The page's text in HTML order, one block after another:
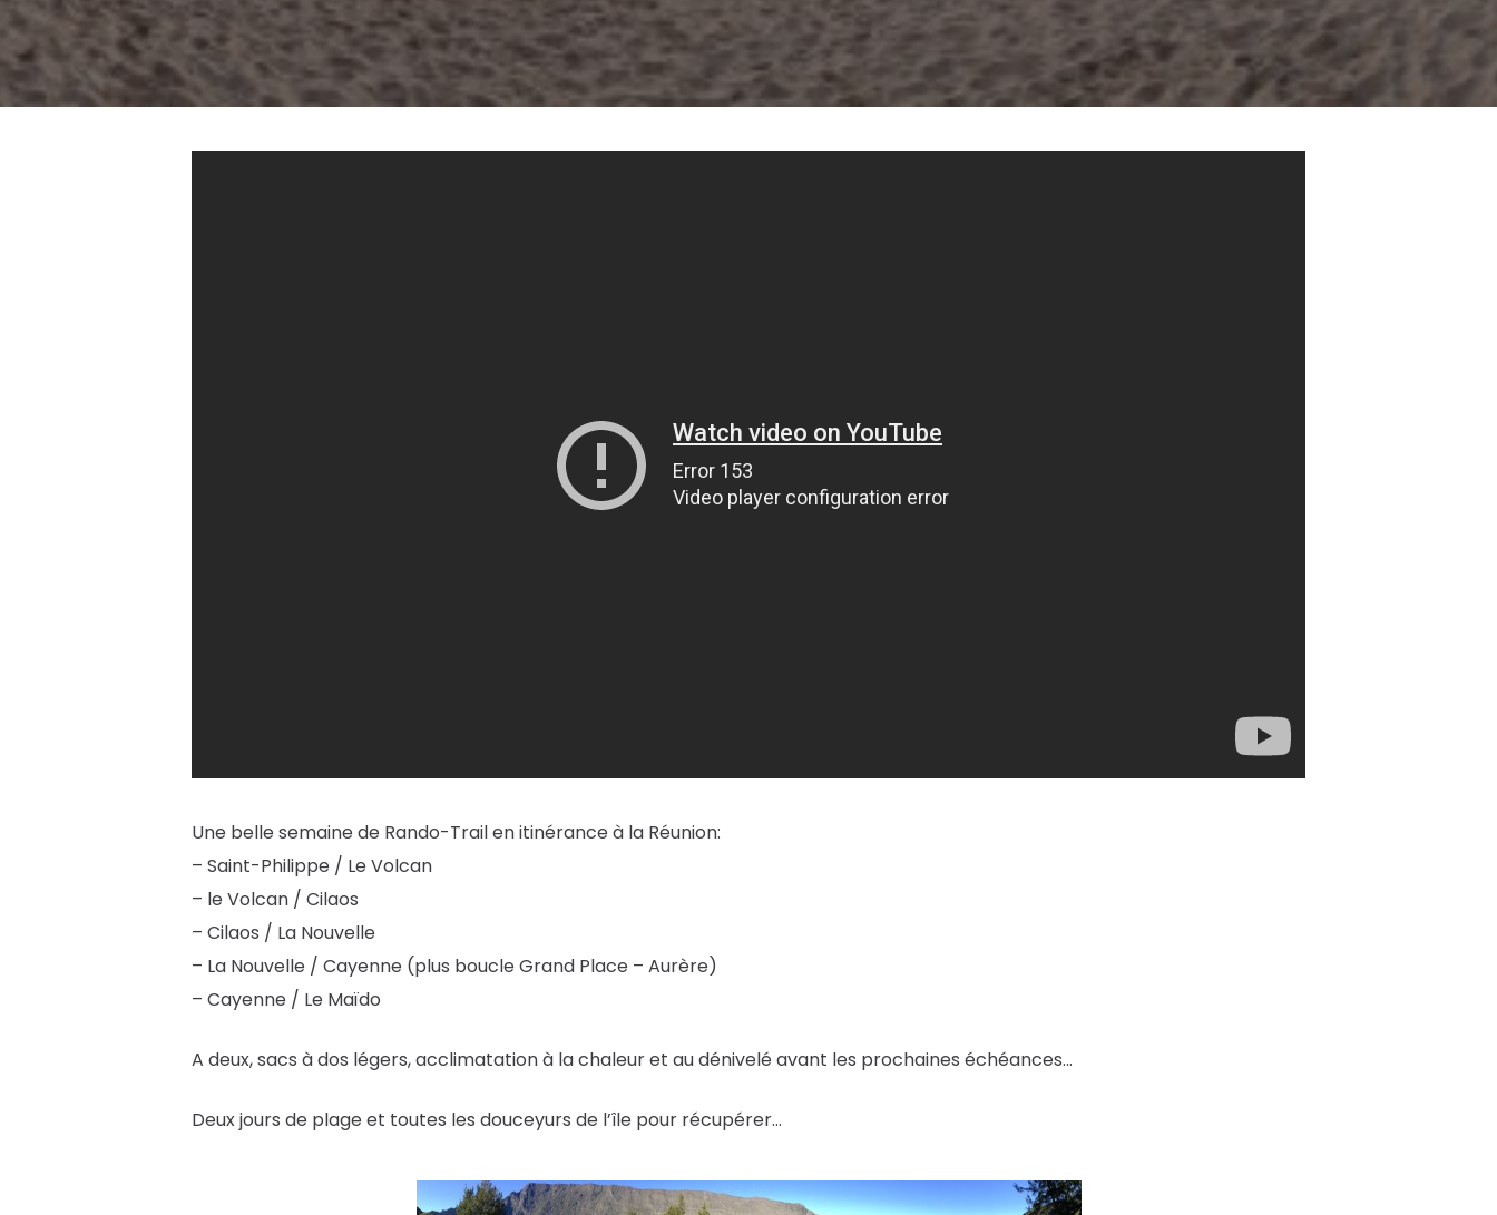
Une belle semaine de Rando-Trail en itinérance à la Réunion:
– Saint-Philippe / Le Volcan
– le Volcan / Cilaos
– Cilaos / La Nouvelle
– La Nouvelle / Cayenne (plus boucle Grand Place – Aurère)
– Cayenne / Le Maïdo
A deux, sacs à dos légers, acclimatation à la chaleur et au dénivelé avant les prochaines échéances…
Deux jours de plage et toutes les douceyurs de l’île pour récupérer…